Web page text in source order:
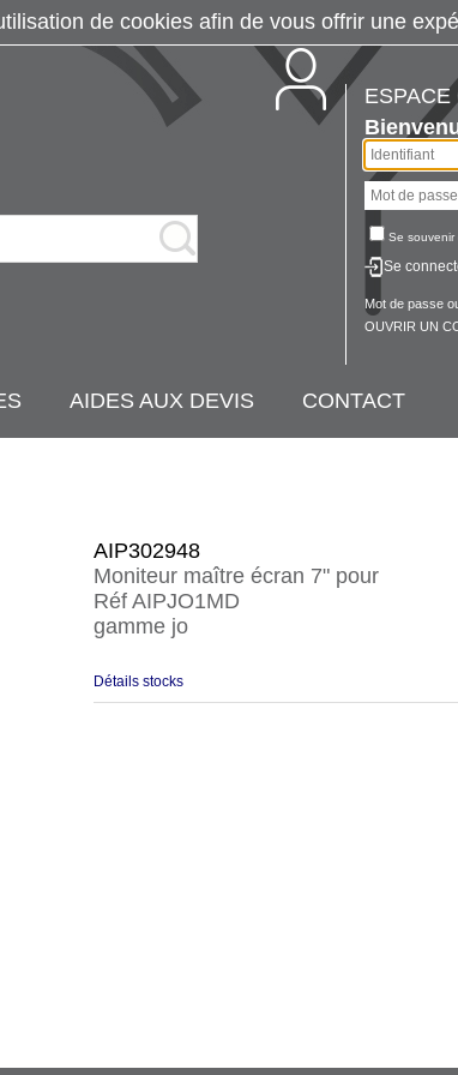
ESPACE
Se souvenir
Se
Mot de passe
OUVRIR UN
AIDES AUX DEVIS CONTACT
AIP302948
Moniteur maître écran 7" pour
Réf AIPJO1MD
gamme jo
Détails stocks
de cookies afin de vous offrir une